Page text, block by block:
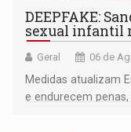
DEEPFAKE:
sexual infantil
Geral 06 de
Medidas atualizam
e endurecem